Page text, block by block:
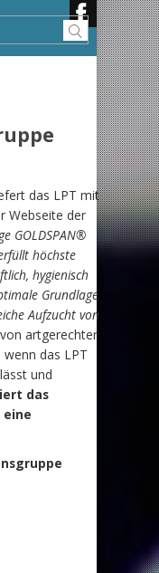
das LPT mit
Webseite der
GOLDSPAN®
höchste
hygienisch
Grundlage
Aufzucht von
artgerechter
das LPT
und
das